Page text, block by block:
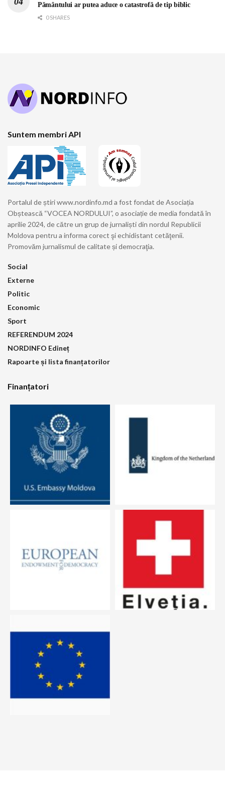
Pământului ar putea aduce o catastrofă de tip biblic
0 SHARES
Suntem membri API
Portalul de știri www.nordinfo.md a fost fondat de Asociația
Obștească “VOCEA NORDULUI”, o asociație de media fondată în
aprilie 2024, de către un grup de jurnaliști din nordul Republicii
Moldova pentru a informa corect şi echidistant cetăţenii.
Promovăm jurnalismul de calitate și democraţia.
Social
Externe
Politic
Economic
Sport
REFERENDUM 2024
NORDINFO Edineț
Rapoarte și lista finanțatorilor
Finanțatori